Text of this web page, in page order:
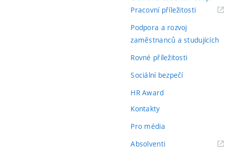
Pracovní příležitosti(externí
Podpora a rozvoj
zaměstnanců a studujících
Rovné příležitosti
Sociální bezpečí
HR Award
Kontakty
Pro média
Absolventi(externí